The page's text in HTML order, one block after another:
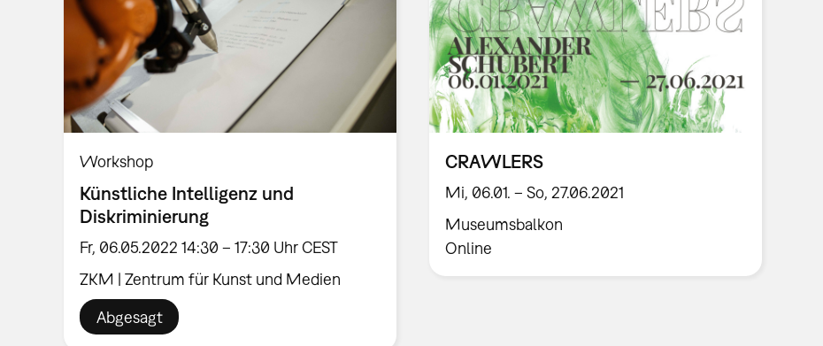
Workshop
Künstliche Intelligenz und
Diskriminierung
Fr, 06.05.2022 14:30 – 17:30 Uhr CEST
ZKM | Zentrum für Kunst und Medien
Abgesagt
CRAWLERS
Mi, 06.01. – So, 27.06.2021
Museumsbalkon
Online